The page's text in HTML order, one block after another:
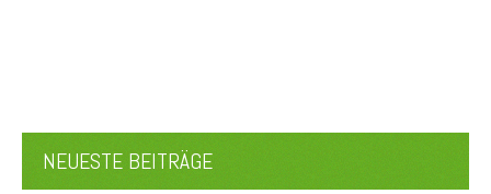
NEUESTE BEITRÄGE